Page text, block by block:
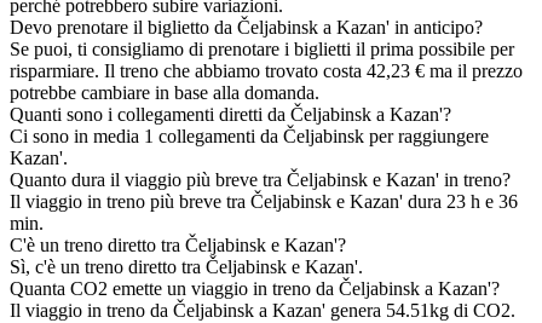
perché potrebbero subire variazioni.
Devo prenotare il biglietto da Čeljabinsk a Kazan' in anticipo?
Se puoi, ti consigliamo di prenotare i biglietti il prima possibile per
risparmiare. Il treno che abbiamo trovato costa 42,23 € ma il prezzo
potrebbe cambiare in base alla domanda.
Quanti sono i collegamenti diretti da Čeljabinsk a Kazan'?
Ci sono in media 1 collegamenti da Čeljabinsk per raggiungere
Kazan'.
Quanto dura il viaggio più breve tra Čeljabinsk e Kazan' in treno?
Il viaggio in treno più breve tra Čeljabinsk e Kazan' dura 23 h e 36
min.
C'è un treno diretto tra Čeljabinsk e Kazan'?
Sì, c'è un treno diretto tra Čeljabinsk e Kazan'.
Quanta CO2 emette un viaggio in treno da Čeljabinsk a Kazan'?
Il viaggio in treno da Čeljabinsk a Kazan' genera 54.51kg di CO2.